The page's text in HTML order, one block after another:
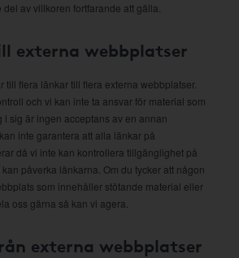
av villkoren fortfarande att gälla.
externa webbplatser
till flera länkar till flera externa webbplatser.
och vi kan inte ta ansvar för material som
i sig är ingen acceptans av en annan
inte garantera att alla länkar på
då vi inte kan kontrollera tillgänglighet på
påverka länkarna. Om du tycker att någon
som innehåller stötande material eller
oss gärna så kan vi agera.
externa webbplatser